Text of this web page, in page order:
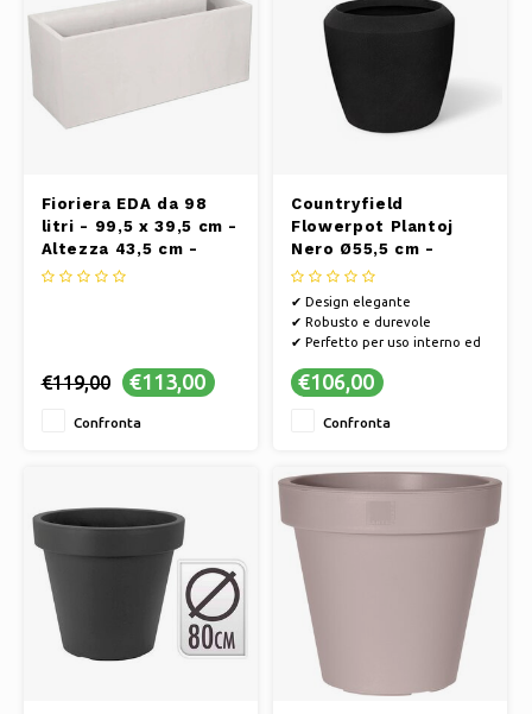
Fioriera EDA da 98
litri - 99,5 x 39,5 cm -
Altezza 43,5 cm -
Beige
€119,00 €113,00
Confronta
Countryfield
Flowerpot Plantoj
Nero Ø55,5 cm -
Altezza 48,5 cm
✔ Design elegante
✔ Robusto e durevole
✔ Perfetto per uso interno ed
€106,00
Confronta